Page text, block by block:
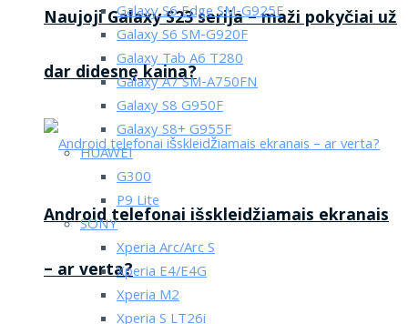
Naujoji Galaxy S23 serija – maži pokyčiai už
dar didesnę kaina?
Android telefonai išskleidžiamais ekranais
– ar verta?
Galaxy S6 Edge SM-G925F
Galaxy S6 SM-G920F
Galaxy Tab A6 T280
Galaxy A7 SM-A750FN
Galaxy S8 G950F
Galaxy S8+ G955F
HUAWEI
G300
P9 Lite
SONY
Xperia Arc/Arc S
Xperia E4/E4G
Xperia M2